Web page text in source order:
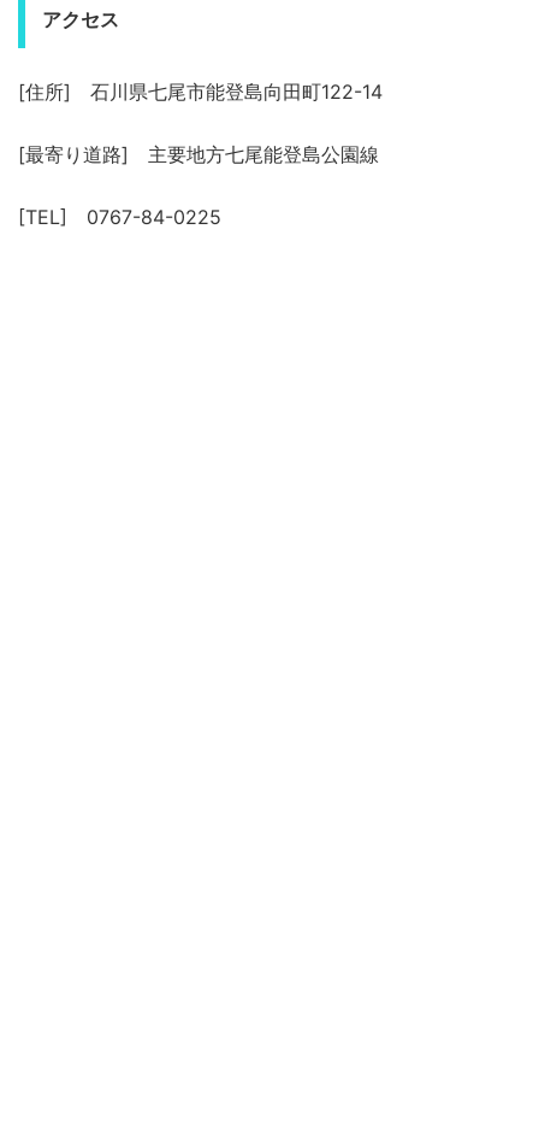
アクセス
[住所] 石川県七尾市能登島向田町122-14
[最寄り道路] 主要地方七尾能登島公園線
[TEL] 0767-84-0225